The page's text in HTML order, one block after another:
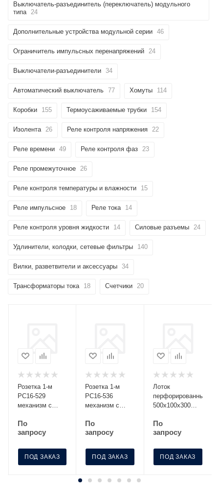
Выключатель-разъединитель (переключатель) модульного
типа 24
Дополнительные устройства модульной серии 46
Ограничитель импульсных перенапряжений 24
Выключатели-разъединители 34
Автоматический выключатель 77 Хомуты 114
Коробки 155 Термоусаживаемые трубки 154
Изолента 26 Реле контроля напряжения 22
Реле времени 49 Реле контроля фаз 23
Реле промежуточное 26
Реле контроля температуры и влажности 15
Реле импульсное 18 Реле тока 14
Реле контроля уровня жидкости 14 Силовые разъемы 24
Удлинители, колодки, сетевые фильтры 140
Вилки, разветвители и аксессуары 34
Трансформаторы тока 18 Счетчики 20
Розетка 1-м
РС16-529
механизм с
шторками
серебро Без
п.1ст.118 НК
По
запросу
ПОД ЗАКАЗ
Розетка 1-м
РС16-536
механизм с
крышкой с защ.
шторк. графит
п.п.1,16
п.1ст.118 НК
По
запросу
ПОД ЗАКАЗ
Лоток
перфорированный
500х100х300
100-3
По
запросу
ПОД ЗАКАЗ